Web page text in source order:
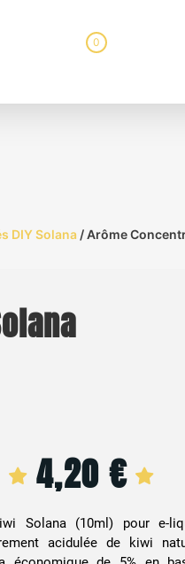
0
DIY Solana/ Arôme
4,20 €
Solana (10ml) pour e-
acidulée de kiwi